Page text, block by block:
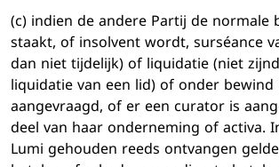
(c) indien de andere Partij de normale
staakt, of insolvent wordt, surséance
dan niet tijdelijk) of liquidatie (niet
liquidatie van een lid) of onder
aangevraagd, of er een curator is
deel van haar onderneming of activa.
Lumi gehouden reeds ontvangen